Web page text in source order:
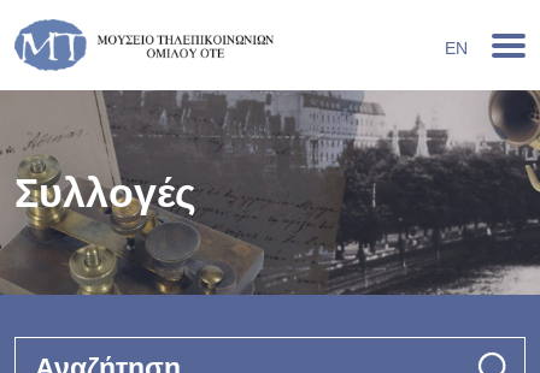
EN
Συλλογές
Αναζήτηση